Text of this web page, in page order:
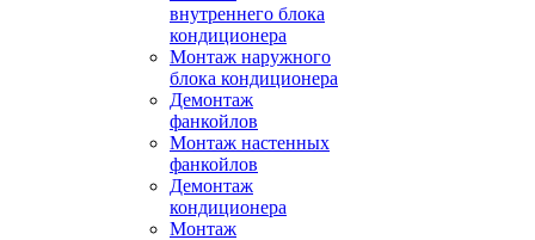
внутреннего блока
кондиционера
Монтаж наружного
блока кондиционера
Демонтаж
фанкойлов
Монтаж настенных
фанкойлов
Демонтаж
кондиционера
Монтаж